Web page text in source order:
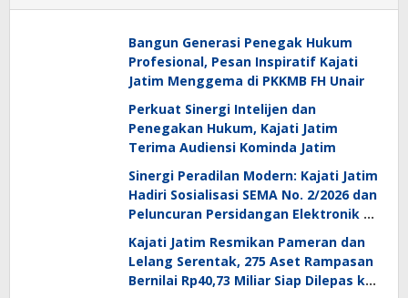
Bangun Generasi Penegak Hukum
Profesional, Pesan Inspiratif Kajati
Jatim Menggema di PKKMB FH Unair
Perkuat Sinergi Intelijen dan
Penegakan Hukum, Kajati Jatim
Terima Audiensi Kominda Jatim
Sinergi Peradilan Modern: Kajati Jatim
Hadiri Sosialisasi SEMA No. 2/2026 dan
Peluncuran Persidangan Elektronik di
Kajati Jatim Resmikan Pameran dan
Lelang Serentak, 275 Aset Rampasan
Bernilai Rp40,73 Miliar Siap Dilepas ke